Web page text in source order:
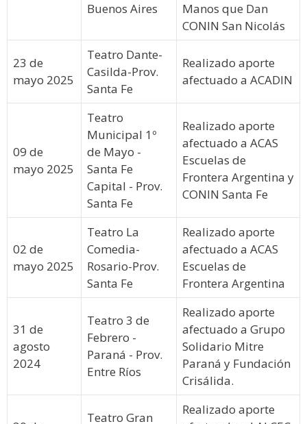
Buenos Aires
Manos que Dan
CONIN San Nicolás
23 de
mayo 2025
Teatro Dante-
Casilda-Prov.
Santa Fe
Realizado aporte
afectuado a ACADIN
09 de
mayo 2025
Teatro
Municipal 1º
de Mayo -
Santa Fe
Capital - Prov.
Santa Fe
Realizado aporte
afectuado a ACAS
Escuelas de
Frontera Argentina y
CONIN Santa Fe
02 de
mayo 2025
Teatro La
Comedia-
Rosario-Prov.
Santa Fe
Realizado aporte
afectuado a ACAS
Escuelas de
Frontera Argentina
31 de
agosto
2024
Teatro 3 de
Febrero -
Paraná - Prov.
Entre Ríos
Realizado aporte
afectuado a Grupo
Solidario Mitre
Paraná y Fundación
Crisálida.
Teatro Gran
Realizado aporte